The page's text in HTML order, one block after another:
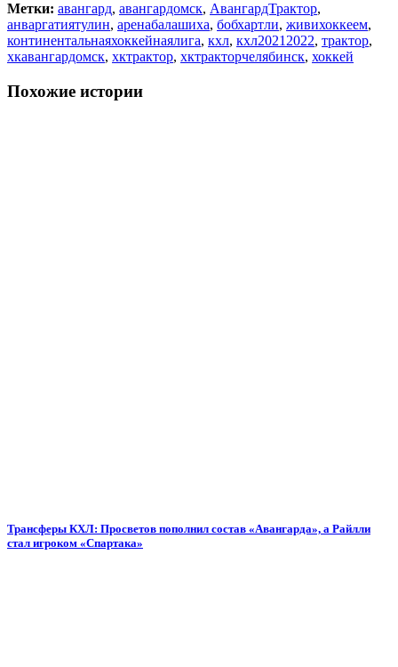
Метки: авангард, авангардомск, АвангардТрактор,
анваргатиятулин, аренабалашиха, бобхартли, живихоккеем,
континентальнаяхоккейнаялига, кхл, кхл20212022, трактор,
хкавангардомск, хктрактор, хктракторчелябинск, хоккей
Похожие истории
Трансферы КХЛ: Просветов пополнил состав «Авангарда», а Райлли
стал игроком «Спартака»